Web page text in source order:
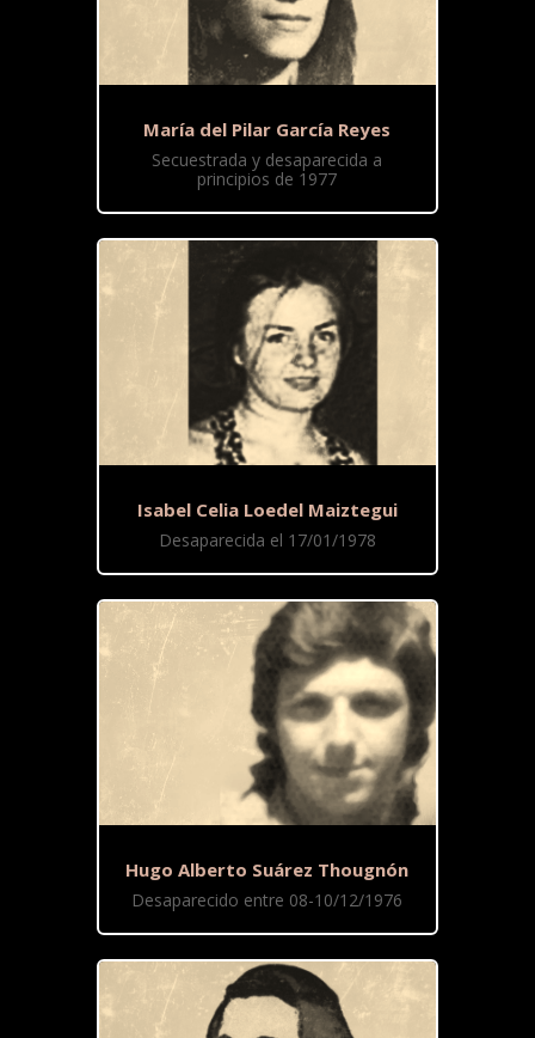
María del Pilar García Reyes
Secuestrada y desaparecida a
principios de 1977
Isabel Celia Loedel Maiztegui
Desaparecida el 17/01/1978
Hugo Alberto Suárez Thougnón
Desaparecido entre 08-10/12/1976